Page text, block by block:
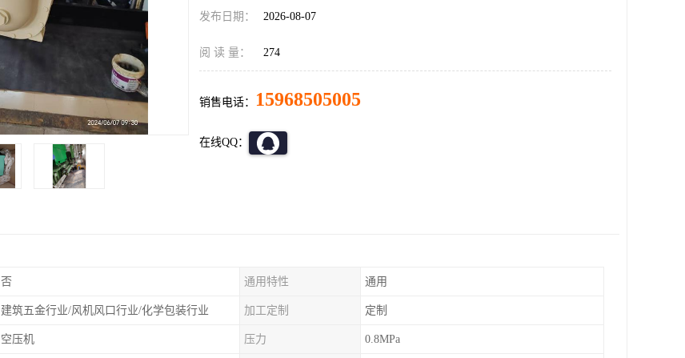
发布日期： 2026-08-07
阅 读 量： 274
销售电话： 15968505005
在线QQ：
否 通用特性 通用
建筑五金行业/风机风口行业/化学包装行业 加工定制 定制
空压机 压力 0.8MPa